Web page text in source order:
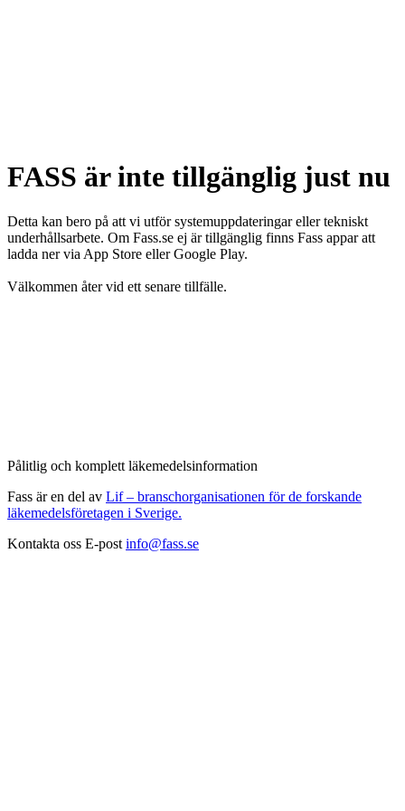
FASS är inte tillgänglig just nu
Detta kan bero på att vi utför systemuppdateringar eller tekniskt
underhållsarbete. Om Fass.se ej är tillgänglig finns Fass appar att
ladda ner via App Store eller Google Play.
Välkommen åter vid ett senare tillfälle.
Pålitlig och komplett läkemedelsinformation
Fass är en del av Lif – branschorganisationen för de forskande
läkemedelsföretagen i Sverige.
Kontakta oss E-post info@fass.se